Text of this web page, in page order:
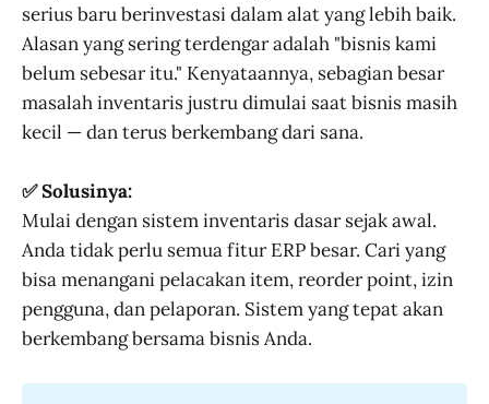
serius baru berinvestasi dalam alat yang lebih baik.
Alasan yang sering terdengar adalah "bisnis kami
belum sebesar itu." Kenyataannya, sebagian besar
masalah inventaris justru dimulai saat bisnis masih
kecil — dan terus berkembang dari sana.
✅ Solusinya:
Mulai dengan sistem inventaris dasar sejak awal.
Anda tidak perlu semua fitur ERP besar. Cari yang
bisa menangani pelacakan item, reorder point, izin
pengguna, dan pelaporan. Sistem yang tepat akan
berkembang bersama bisnis Anda.